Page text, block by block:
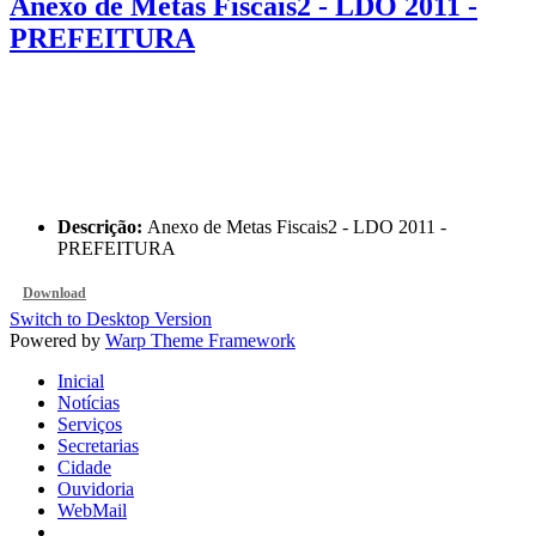
PREFEITURA
Descrição: Anexo de Metas Fiscais2 - LDO 2011 -
PREFEITURA
Download
Switch to Desktop Version
Powered by Warp Theme Framework
Inicial
Notícias
Serviços
Secretarias
Cidade
Ouvidoria
WebMail